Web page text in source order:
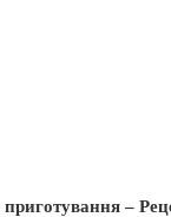
–